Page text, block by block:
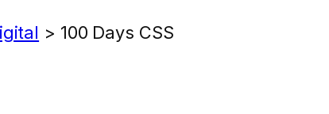
> 100 Days CSS